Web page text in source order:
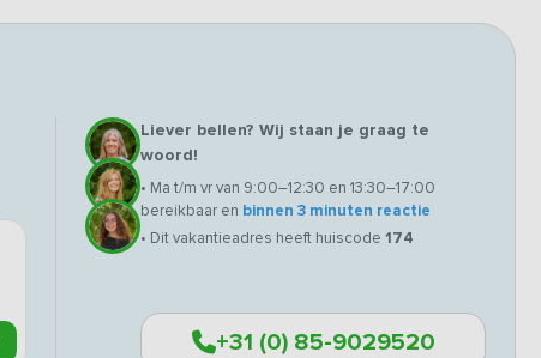
Liever bellen? Wij staan je graag te
woord!
• Ma t/m vr van 9:00–12:30 en 13:30–17:00
bereikbaar en binnen 3 minuten reactie
• Dit vakantieadres heeft huiscode 174
+31 (0) 85-9029520